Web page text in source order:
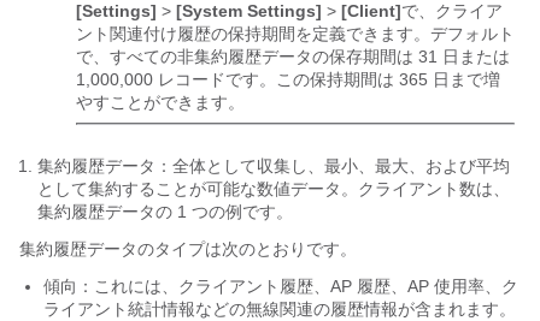
[Settings] > [System Settings] > [Client]で、クライア
ント関連付け履歴の保持期間を定義できます。デフォルト
で、すべての非集約履歴データの保存期間は 31 日または
1,000,000 レコードです。この保持期間は 365 日まで増
やすことができます。
集約履歴データ：全体として収集し、最小、最大、および平均
として集約することが可能な数値データ。クライアント数は、
集約履歴データの 1 つの例です。
集約履歴データのタイプは次のとおりです。
傾向：これには、クライアント履歴、AP 履歴、AP 使用率、ク
ライアント統計情報などの無線関連の履歴情報が含まれます。